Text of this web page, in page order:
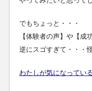
でもちょっと・・・
【体験者の声】や【成
逆にスゴすぎて・・・
わたしが気になってい